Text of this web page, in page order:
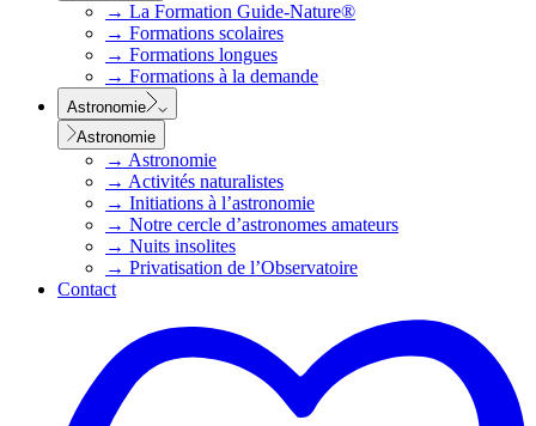
→ La Formation Guide-Nature®
→ Formations scolaires
→ Formations longues
→ Formations à la demande
Astronomie
Astronomie
→ Astronomie
→ Activités naturalistes
→ Initiations à l’astronomie
→ Notre cercle d’astronomes amateurs
→ Nuits insolites
→ Privatisation de l’Observatoire
Contact